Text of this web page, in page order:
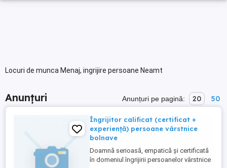
Locuri de munca Menaj, ingrijire persoane Neamt
Anunțuri Anunțuri pe pagină: 20 50
Îngrijitor calificat (certificat +
experiență) persoane vârstnice
bolnave
Doamnă serioasă, empatică și certificată
în domeniul îngrijirii persoanelor vârstnice